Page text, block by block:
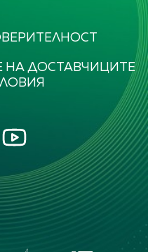
НА ДОСТАВЧИЦИТЕ